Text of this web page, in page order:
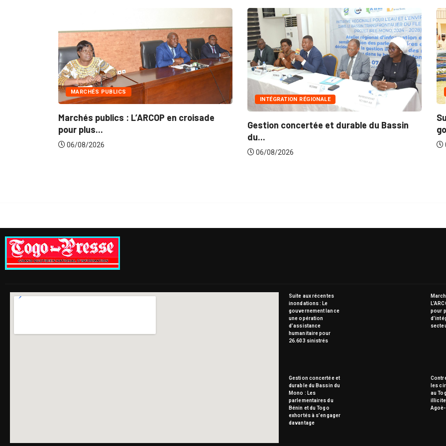
INTÉGRATION RÉGIONALE
Gestion concertée et durable du Bassin
INNONDATIONS
gouvernement lance...
Suite aux récentes
inondations : Le
gouvernement lance
une opération
d’assistance
humanitaire pour
26.603 sinistrés
pour
Gestion concertée et
durable du Bassin du
Mono : Les
parlementaires du
Bénin et du Togo
exhortés à s’engager
davantage
les
au